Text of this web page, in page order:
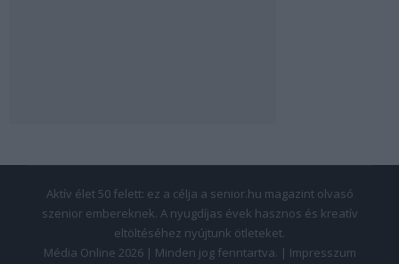
Aktív élet 50 felett: ez a célja a senior.hu magazint olvasó
szenior embereknek. A nyugdíjas évek hasznos és kreatív
eltöltéséhez nyújtunk ötleteket.
Média Online 2026 | Minden jog fenntartva. | Impresszum